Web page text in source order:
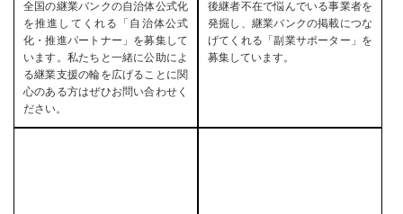
全国の継業バンクの自治体公式化
を推進してくれる「自治体公式
化・推進パートナー」を募集して
います。私たちと一緒に公助によ
る継業支援の輪を広げることに関
心のある方はぜひお問い合わせく
ださい。
後継者不在で悩んでいる事業者を
発掘し、継業バンクの掲載につな
げてくれる「副業サポーター」を
募集しています。